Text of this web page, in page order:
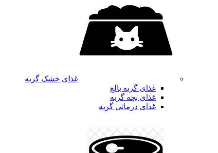
غذای خشک گربه
غذای گربه بالغ
غذای بچه گربه
غذای درمانی گربه